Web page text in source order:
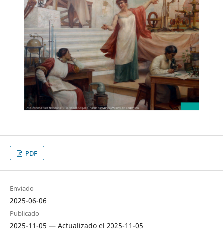
PDF
Enviado
2025-06-06
Publicado
2025-11-05 — Actualizado el 2025-11-05